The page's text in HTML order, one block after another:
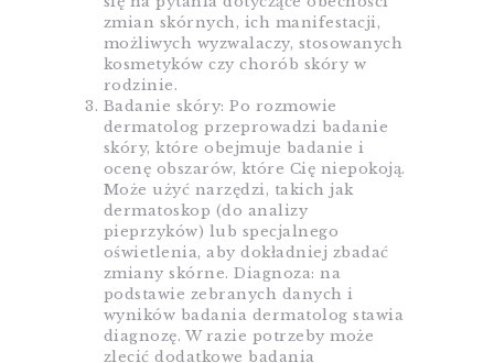
zmian skórnych, ich manifestacji,
możliwych wyzwalaczy, stosowanych
kosmetyków czy chorób skóry w
rodzinie.
Badanie skóry: Po rozmowie
dermatolog przeprowadzi badanie
skóry, które obejmuje badanie i
ocenę obszarów, które Cię niepokoją.
Może użyć narzędzi, takich jak
dermatoskop (do analizy
pieprzyków) lub specjalnego
oświetlenia, aby dokładniej zbadać
zmiany skórne. Diagnoza: na
podstawie zebranych danych i
wyników badania dermatolog stawia
diagnozę. W razie potrzeby może
zlecić dodatkowe badania